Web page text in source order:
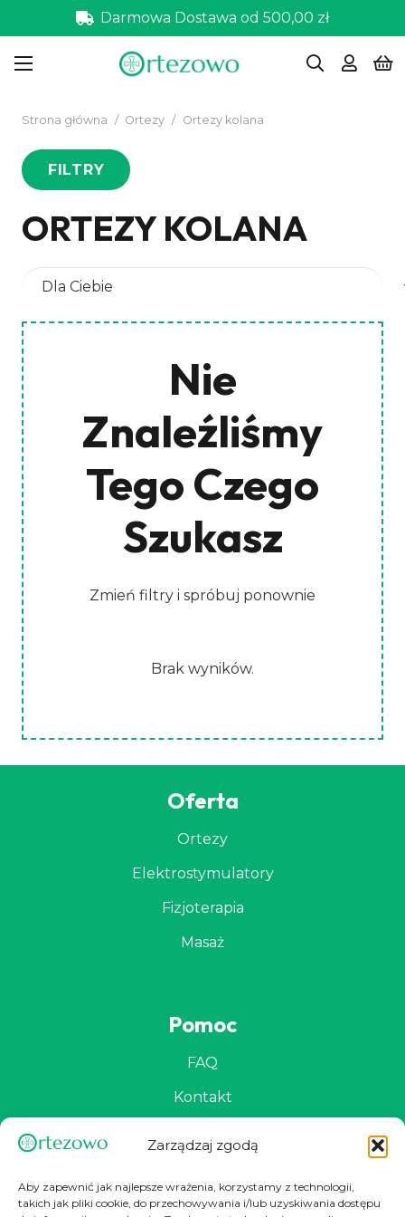
Zarządzaj zgodą
Aby zapewnić jak najlepsze wrażenia, korzystamy z technologii,
takich jak pliki cookie, do przechowywania i/lub uzyskiwania dostępu
Darmowa Dostawa od 500,00 zł
Strona główna / Ortezy / Ortezy kolana
ORTEZY KOLANA
Nie
Znaleźliśmy
Tego Czego
Szukasz
Zmień filtry i spróbuj ponownie
Brak wyników.
FILTRY
Oferta
Ortezy
Elektrostymulatory
Fizjoterapia
Masaż
Pomoc
FAQ
Kontakt
Regulamin